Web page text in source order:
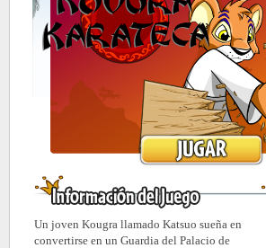
Un joven Kougra llamado Katsuo sueña en
convertirse en un Guardia del Palacio de